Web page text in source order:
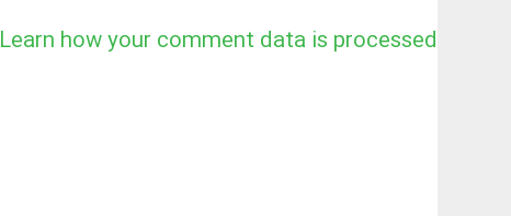
Learn how your comment data is processed